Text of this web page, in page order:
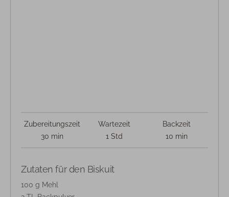
Zubereitungszeit
30 min
Wartezeit
1 Std
Backzeit
10 min
Zutaten für den Biskuit
100 g Mehl